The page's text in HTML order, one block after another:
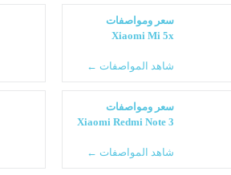
سعر ومواصفات
Xiaomi Mi 5x
شاهد المواصفات ←
سعر ومواصفات
Xiaomi Redmi Note 3
شاهد المواصفات ←